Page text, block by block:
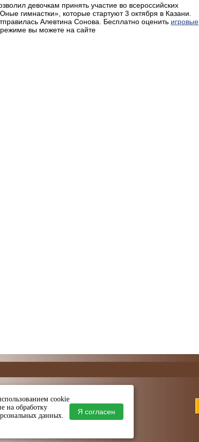
девочкам принять участие во всероссийских
гимнастки», которые стартуют 3 октября в Казани.
Алевтина Сонова. Бесплатно оценить игровые
режиме вы можете на сайте
cookie
на обработку
данных.
Я согласен